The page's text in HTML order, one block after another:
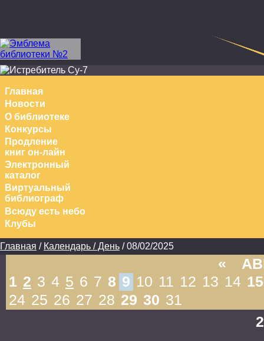
Главная
Новости
О библиотеке
Конкурсы
Продление
книг он-лайн
Электронный
каталог
Виртуальный
библиограф
Всюду есть небо
Клубы
Главная / Календарь / День / 08/02/2025
«
1 2 3 4 5 6 7 8 9 10 11 12 13 14 15
24 25 26 27 28 29 30 31